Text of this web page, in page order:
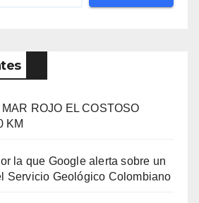
ROJO EL COSTOSO
KM
la que Google alerta sobre un
Servicio Geológico Colombiano